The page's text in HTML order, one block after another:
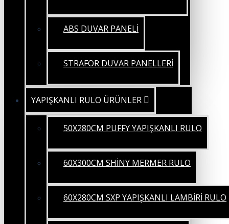
ABS DUVAR PANELİ
STRAFOR DUVAR PANELLERİ
YAPIŞKANLI RULO ÜRÜNLER
50X280CM PUFFY YAPIŞKANLI RULO
60X300CM SHİNY MERMER RULO
60X280CM SXP YAPIŞKANLI LAMBİRİ RULO